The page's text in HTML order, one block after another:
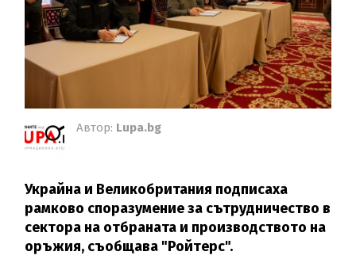
Автор: Lupa.bg
Украйна и Великобритания подписаха
рамково споразумение за сътрудничество в
сектора на отбраната и производството на
оръжия, съобщава "Ройтерс".